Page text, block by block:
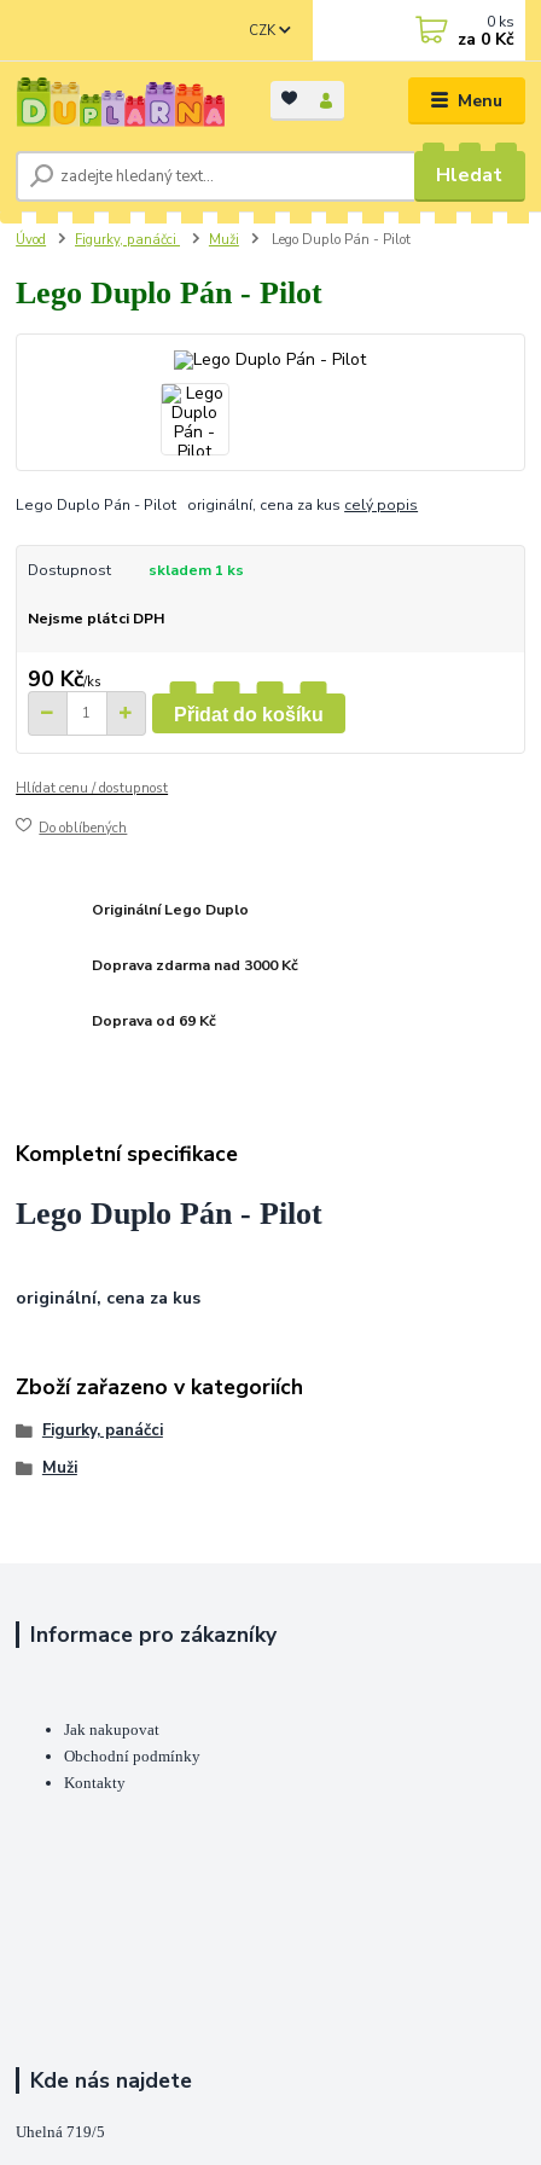
Menu
CZK
Hledat
0 ks
za 0 Kč
Úvod Figurky, panáčci Muži Lego Duplo Pán - Pilot
Lego Duplo Pán - Pilot
Lego Duplo Pán - Pilot originální, cena za kus celý popis
Dostupnost skladem 1 ks
Nejsme plátci DPH
90 Kč/ks
Přidat do košíku
Hlídat cenu / dostupnost
Do oblíbených
Originální Lego Duplo
Doprava zdarma nad 3000 Kč
Doprava od 69 Kč
Kompletní specifikace
Lego Duplo Pán - Pilot
originální, cena za kus
Zboží zařazeno v kategoriích
Figurky, panáčci
Muži
Informace pro zákazníky
Jak nakupovat
Obchodní podmínky
Kontakty
Kde nás najdete
Uhelná 719/5